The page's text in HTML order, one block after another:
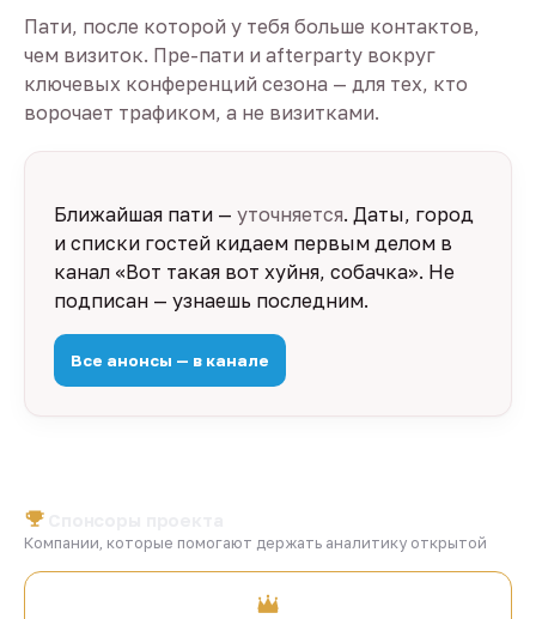
Пати, после которой у тебя больше контактов,
чем визиток. Пре-пати и afterparty вокруг
ключевых конференций сезона — для тех, кто
ворочает трафиком, а не визитками.
Ближайшая пати — уточняется. Даты, город
и списки гостей кидаем первым делом в
канал «Вот такая вот хуйня, собачка». Не
подписан — узнаешь последним.
Все анонсы — в канале
Компании, которые помогают держать аналитику открытой